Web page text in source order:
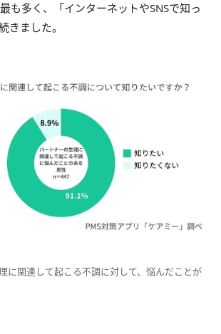
も多く、「インターネットやSNSで知っ
きました。
に関連して起こる不調に対して、悩んだことが